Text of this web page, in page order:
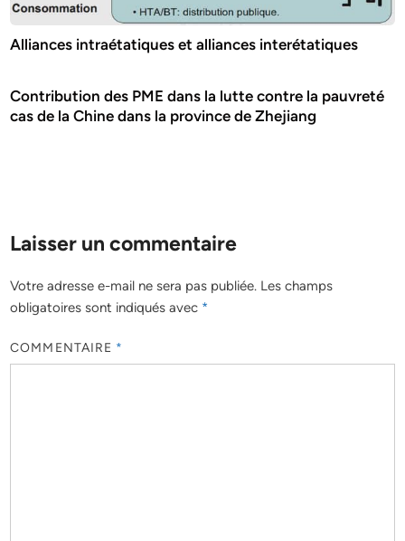
Alliances intraétatiques et alliances interétatiques
Contribution des PME dans la lutte contre la pauvreté
cas de la Chine dans la province de Zhejiang
Laisser un commentaire
Votre adresse e-mail ne sera pas publiée. Les champs
obligatoires sont indiqués avec *
COMMENTAIRE *